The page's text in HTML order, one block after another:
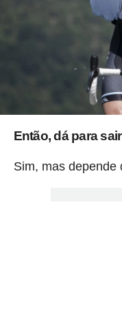
Então, dá para
Sim, mas depende